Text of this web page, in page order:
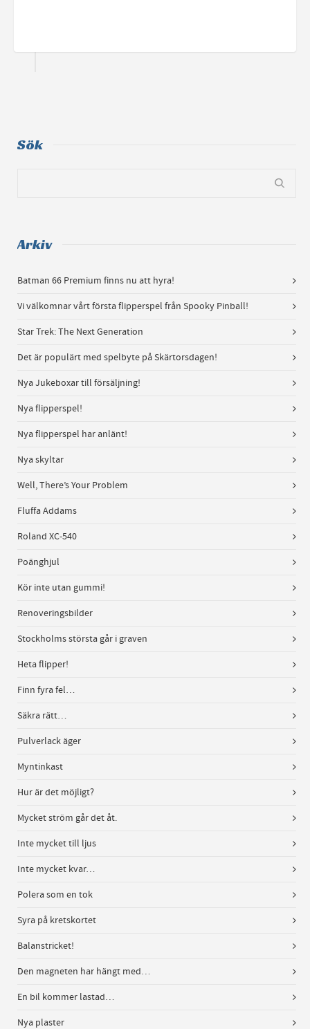
Sök
Arkiv
Batman 66 Premium finns nu att hyra!
Vi välkomnar vårt första flipperspel från Spooky Pinball!
Star Trek: The Next Generation
Det är populärt med spelbyte på Skärtorsdagen!
Nya Jukeboxar till försäljning!
Nya flipperspel!
Nya flipperspel har anlänt!
Nya skyltar
Well, There’s Your Problem
Fluffa Addams
Roland XC-540
Poänghjul
Kör inte utan gummi!
Renoveringsbilder
Stockholms största går i graven
Heta flipper!
Finn fyra fel…
Säkra rätt…
Pulverlack äger
Myntinkast
Hur är det möjligt?
Mycket ström går det åt.
Inte mycket till ljus
Inte mycket kvar…
Polera som en tok
Syra på kretskortet
Balanstricket!
Den magneten har hängt med…
En bil kommer lastad…
Nya plaster